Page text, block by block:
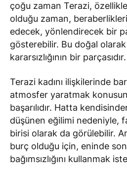
çoğu zaman Terazi,
olduğu zaman,
edecek, yönlendirecek bir
gösterebilir. Bu doğal olarak
kararsızlığının bir parçasıdır.
Terazi kadını ilişkilerinde
atmosfer yaratmak
başarılıdır. Hatta
düşünen eğilimi nedeniyle,
birisi olarak da görülebilir.
burç olduğu için, eninde
bağımsızlığını kullanmak